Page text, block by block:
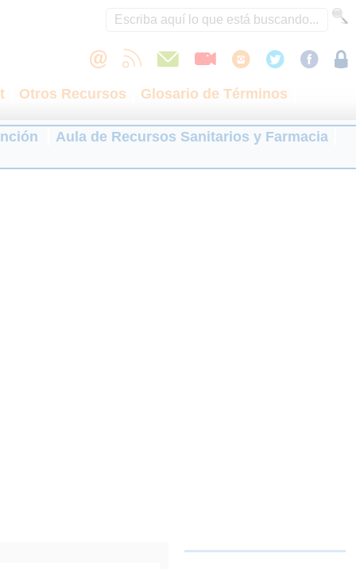
Otros Recursos
Glosario de Términos
Aula de Recursos Sanitarios y Farmacia